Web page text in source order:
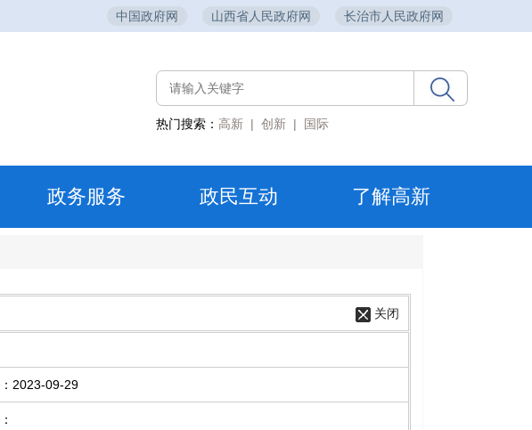
中国政府网 山西省人民政府网 长治市人民政府网
热门搜索： 高新 | 创新 | 国际
政务服务 政民互动 了解高新
关闭
： 2023-09-29
：